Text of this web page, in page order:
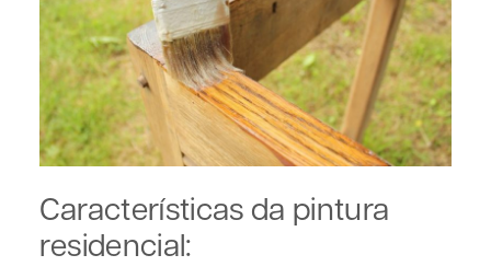
Características da pintura
residencial: